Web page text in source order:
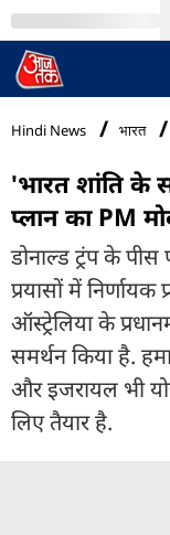
MumbaiTak
Hindi News भारत
'भारत शांति के
प्लान का PM
डोनाल्ड ट्रंप के
प्रयासों में निर्णायक
ऑस्ट्रेलिया के
समर्थन किया है.
और इजरायल भी
लिए तैयार है.